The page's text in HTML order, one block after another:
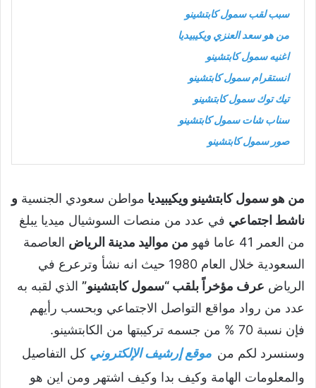
سبب لقب سمول كابتشينو
من هو سعد العنزي ويكيبيديا
اغنيه سمول كابتشينو
انستقرام سمول كابتشينو
تيك توك سمول كابتشينو
سناب شات سمول كابتشينو
صور سمول كابتشينو
من هو سمول كابتشينو ويكيبيديا مواطن سعودي الجنسية و
ناشط اجتماعي في عدد من منصات السوشيال ميديا يبلغ
من العمر 41 عاما فهو
من مواليد مدينة الرياض العاصمة
السعودية خلال العام 1980 حيث انه نشأ وترعرع في
الرياض عرف مؤخراً بلقب “سمول كابتشينو” الذي لقبه به
عدد من رواد مواقع التواصل الاجتماعي وبحسب رأيهم
فإن نسبة 70 % من جسمه تركيبتها من الكابتشينو.
وسنسرد لكم من موقع إرشيف الإلكتروني كل التفاصيل
والمعلومات الهامة وكيف بدا وكيف اشتهر ومن اين هو